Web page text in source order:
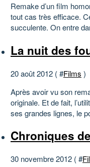
Remake d’un film
tout cas très efficace.
succulente. On entre
La nuit des
20 août 2012 ( #Films )
Après avoir vu son
originale. Et de fait,
ses grandes lignes, le
Chroniques
30 novembre 2012 ( #